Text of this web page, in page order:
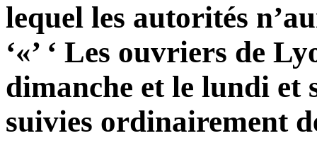
lequel les autorités
‘«’ ‘ Les ouvriers de
dimanche et le lundi et
suivies ordinairement